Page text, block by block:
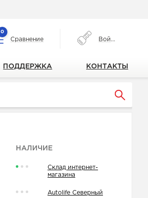
0
Сравнение Войти
ПОДДЕРЖКА КОНТАКТЫ
НАЛИЧИЕ
Склад интернет-
магазина
Autolife Северный